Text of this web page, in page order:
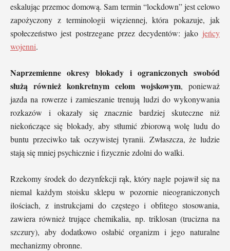
eskalując przemoc domową. Sam termin “lockdown” jest celowo
zapożyczony z terminologii więziennej, która pokazuje, jak
społeczeństwo jest postrzegane przez decydentów: jako jeńcy
wojenni.
Naprzemienne okresy blokady i ograniczonych swobód
służą również konkretnym celom wojskowym, ponieważ
jazda na rowerze i zamieszanie trenują ludzi do wykonywania
rozkazów i okazały się znacznie bardziej skuteczne niż
niekończące się blokady, aby stłumić zbiorową wolę ludu do
buntu przeciwko tak oczywistej tyranii. Zwłaszcza, że ludzie
stają się mniej psychicznie i fizycznie zdolni do walki.
Rzekomy środek do dezynfekcji rąk, który nagle pojawił się na
niemal każdym stoisku sklepu w pozornie nieograniczonych
ilościach, z instrukcjami do częstego i obfitego stosowania,
zawiera również trujące chemikalia, np. triklosan (trucizna na
szczury), aby dodatkowo osłabić organizm i jego naturalne
mechanizmy obronne.